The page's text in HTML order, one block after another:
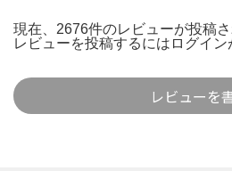
現在、2676件のレビューが投稿さ
レビューを投稿するには ログイン
レビューを